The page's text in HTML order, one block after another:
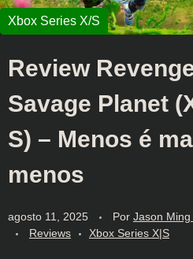
Review
Savage Planet
S) – Menos é
menos
agosto 11, 2025 Por Jason Ming
Reviews
Xbox Series X|S